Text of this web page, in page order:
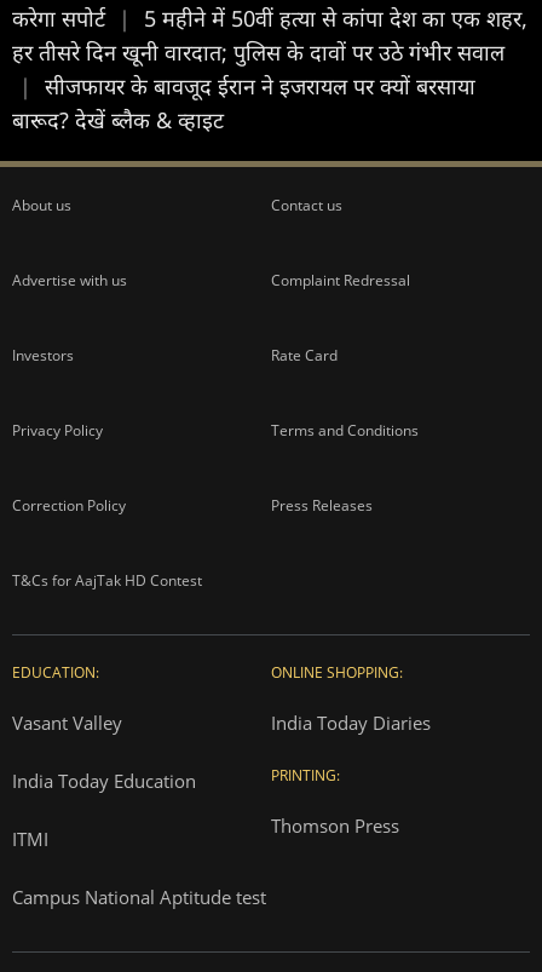
करेगा सपोर्ट |
5 महीने में 50वीं हत्या से कांपा देश का एक शहर,
हर तीसरे दिन खूनी वारदात; पुलिस के दावों पर उठे गंभीर सवाल
|
सीजफायर के बावजूद ईरान ने इजरायल पर क्यों बरसाया
बारूद? देखें ब्लैक & व्हाइट
About us Contact us
Advertise with us Complaint Redressal
Investors Rate Card
Privacy Policy Terms and Conditions
Correction Policy Press Releases
T&Cs for AajTak HD Contest
EDUCATION:
Vasant Valley
India Today Education
ITMI
Campus National Aptitude test
ONLINE SHOPPING:
India Today Diaries
PRINTING:
Thomson Press